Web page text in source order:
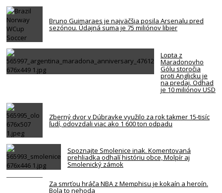
Bruno Guimaraes je najväčšia posila Arsenalu pred
sezónou. Údajná suma je 75 miliónov libier
Lopta z
Maradonovho
Gólu storočia
proti Anglicku je
na predaj. Odhad
je 10 miliónov USD
Zberný dvor v Dúbravke využilo za rok takmer 15-tisíc
ľudí, odovzdali viac ako 1 600 ton odpadu
Spoznajte Smolenice inak. Komentovaná
prehliadka odhalí históriu obce, Molpír aj
Smolenický zámok
Za smrťou hráča NBA z Memphisu je kokaín a heroín.
Bola to nehoda